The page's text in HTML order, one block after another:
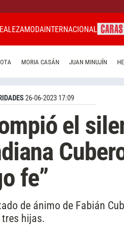
MODAINTERNACIONAL
MORIA CASÁN JUAN MINUJÍN
26-06-2023 17:09
el
fe”
de ánimo de Fabián
hijas.